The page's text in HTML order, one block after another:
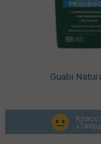
Guabi
Класс